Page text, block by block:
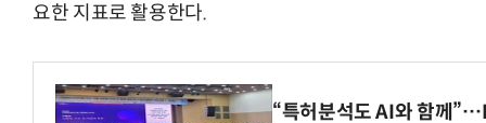
요한 지표로 활용한다.
“특허분석도 AI와 함께